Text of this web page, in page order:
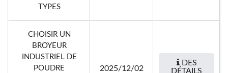
TYPES
CHOISIR UN
BROYEUR
INDUSTRIEL DE
POUDRE
2025/12/02
DES
DÉTAILS